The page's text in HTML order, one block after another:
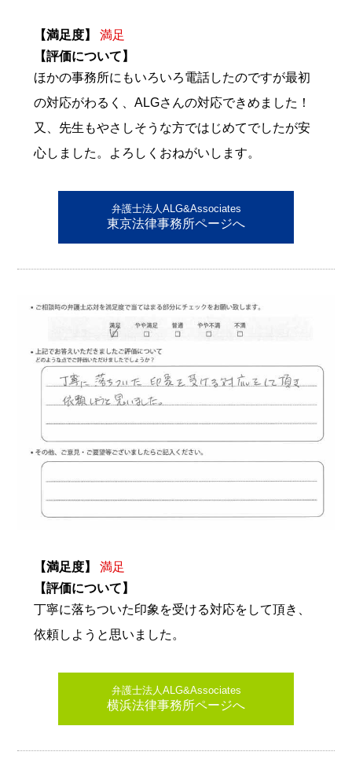
【満足度】
満足
【評価について】
ほかの事務所にもいろいろ電話したのですが最初
の対応がわるく、ALGさんの対応できめました！
又、先生もやさしそうな方ではじめてでしたが安
心しました。よろしくおねがいします。
弁護士法人ALG&Associates
東京法律事務所ページへ
【満足度】
満足
【評価について】
丁寧に落ちついた印象を受ける対応をして頂き、
依頼しようと思いました。
弁護士法人ALG&Associates
横浜法律事務所ページへ